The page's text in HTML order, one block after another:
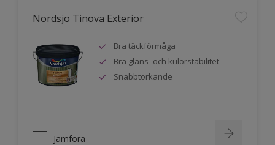
Nordsjö Tinova Exterior
Bra täckförmåga
Bra glans- och kulörstabilitet
Snabbtorkande
Jämföra